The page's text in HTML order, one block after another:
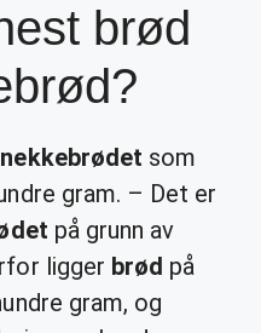
brød
som
gram. – Det er
på grunn av
ligger brød på
gram, og